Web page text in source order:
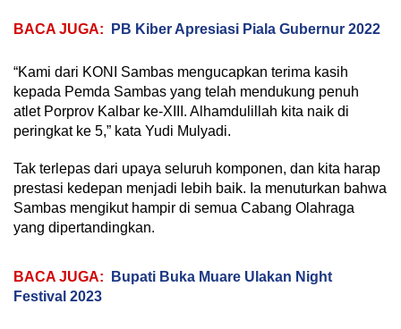
BACA JUGA: PB Kiber Apresiasi Piala Gubernur 2022
“Kami dari KONI Sambas mengucapkan terima kasih
kepada Pemda Sambas yang telah mendukung penuh
atlet Porprov Kalbar ke-XIII. Alhamdulillah kita naik di
peringkat ke 5,” kata Yudi Mulyadi.
Tak terlepas dari upaya seluruh komponen, dan kita harap
prestasi kedepan menjadi lebih baik. Ia menuturkan bahwa
Sambas mengikut hampir di semua Cabang Olahraga
yang dipertandingkan.
BACA JUGA:
Bupati Buka Muare Ulakan Night
Festival 2023